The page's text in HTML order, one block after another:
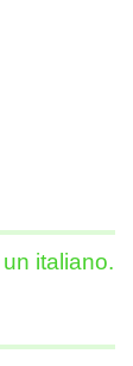
italiano.